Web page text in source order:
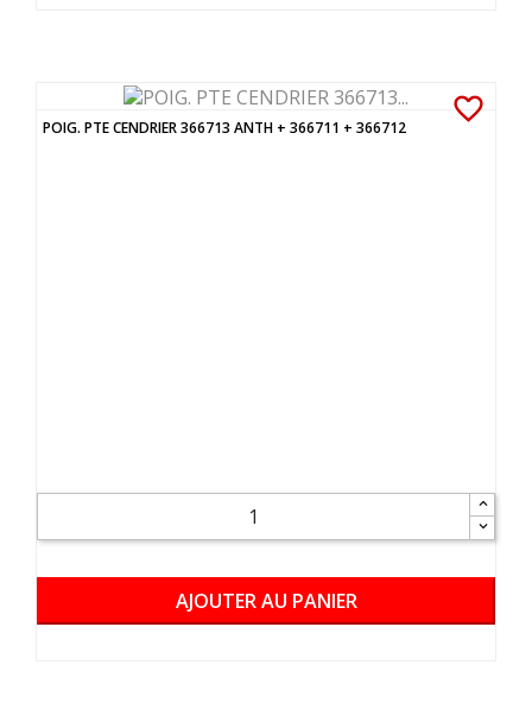
POIG. PTE CENDRIER 366713 ANTH + 366711 + 366712
favorite_border
AJOUTER AU PANIER